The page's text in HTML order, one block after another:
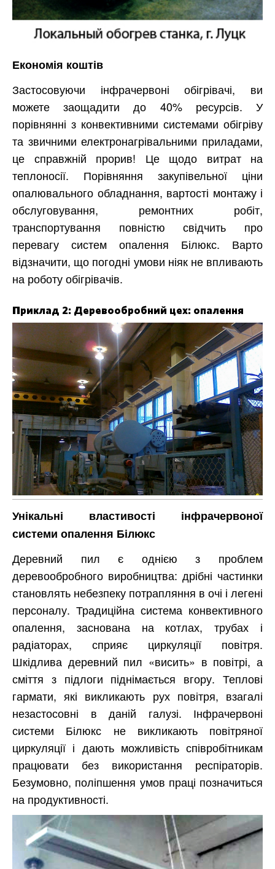
Економія коштів
Застосовуючи інфрачервоні обігрівачі, ви
можете заощадити до 40% ресурсів. У
порівнянні з конвективними системами обігріву
та звичними електронагрівальними приладами,
це справжній прорив! Це щодо витрат на
теплоносії. Порівняння закупівельної ціни
опалювального обладнання, вартості монтажу і
обслуговування, ремонтних робіт,
транспортування повністю свідчить про
перевагу систем опалення Білюкс. Варто
відзначити, що погодні умови ніяк не впливають
на роботу обігрівачів.
Приклад 2: Деревообробний цех: опалення
Унікальні властивості інфрачервоної
системи опалення Білюкс
Деревний пил є однією з проблем
деревообробного виробництва: дрібні частинки
становлять небезпеку потрапляння в очі і легені
персоналу. Традиційна система конвективного
опалення, заснована на котлах, трубах і
радіаторах, сприяє циркуляції повітря.
Шкідлива деревний пил «висить» в повітрі, а
сміття з підлоги піднімається вгору. Теплові
гармати, які викликають рух повітря, взагалі
незастосовні в даній галузі. Інфрачервоні
системи Білюкс не викликають повітряної
циркуляції і дають можливість співробітникам
працювати без використання респіраторів.
Безумовно, поліпшення умов праці позначиться
на продуктивності.